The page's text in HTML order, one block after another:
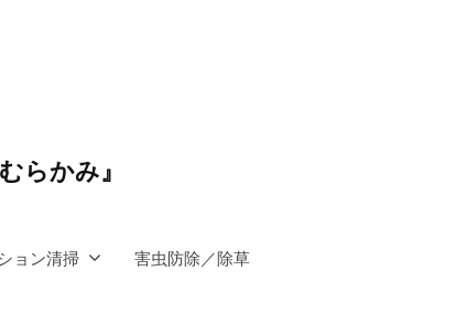
らかみ』
ョン清掃 害虫防除／除草